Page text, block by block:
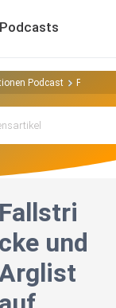
Podcast
Fallstri
cke und